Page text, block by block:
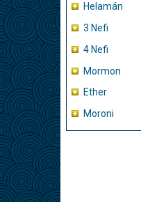
Helamán
3 Nefi
4 Nefi
Mormon
Ether
Moroni